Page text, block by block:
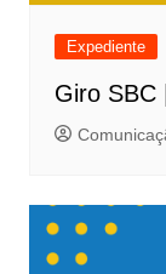
Expediente
Giro SBC